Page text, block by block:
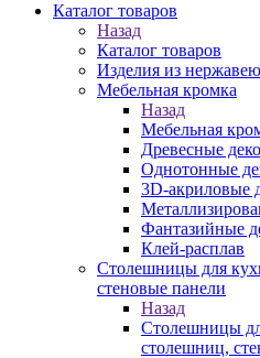
Каталог товаров
Назад
Каталог товаров
Изделия из
Мебельная кромка
Назад
Мебельная
Древесные
Однотонные
3D-акриловые
Фантазийные
Клей-расплав
Столешницы для
стеновые панели
Назад
Столешницы
столешниц,